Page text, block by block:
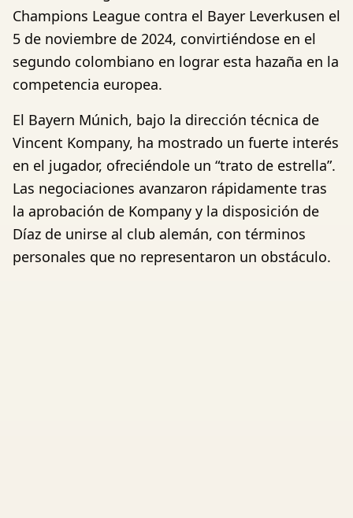
Champions League contra el Bayer Leverkusen el
5 de noviembre de 2024, convirtiéndose en el
segundo colombiano en lograr esta hazaña en la
competencia europea.
El Bayern Múnich, bajo la dirección técnica de
Vincent Kompany, ha mostrado un fuerte interés
en el jugador, ofreciéndole un “trato de estrella”.
Las negociaciones avanzaron rápidamente tras
la aprobación de Kompany y la disposición de
Díaz de unirse al club alemán, con términos
personales que no representaron un obstáculo.